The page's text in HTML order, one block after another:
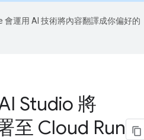
會運用 AI 技術將內容翻譯成你偏好的
Studio 將
至 Cloud Run